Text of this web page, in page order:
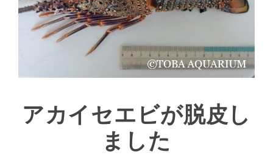
アカイセエビが脱皮し
ました